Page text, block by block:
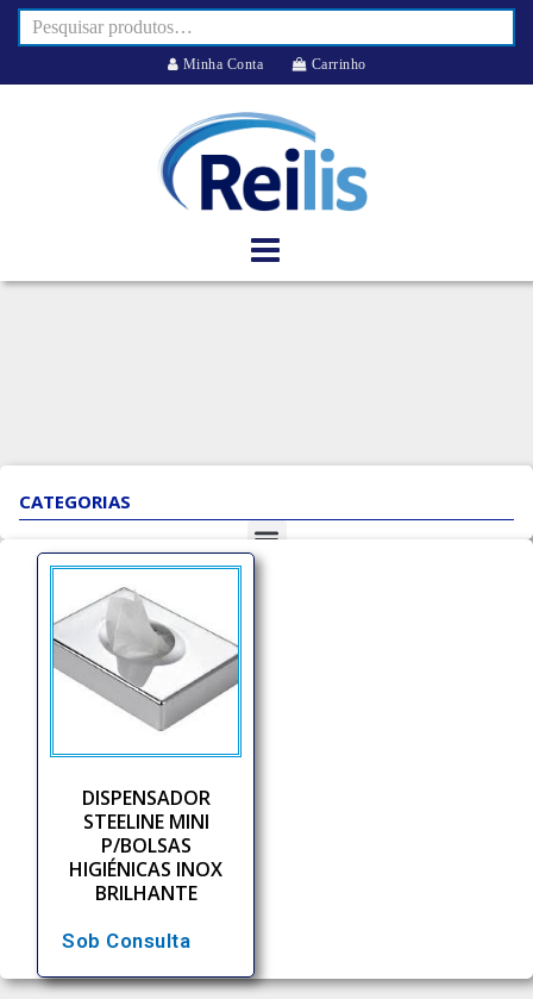
Minha Conta Carrinho
CATEGORIAS
DISPENSADOR
STEELINE MINI
P/BOLSAS
HIGIÉNICAS INOX
BRILHANTE
Sob Consulta